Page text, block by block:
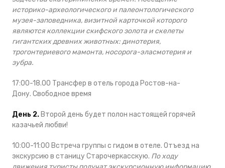
историко-археологического и палеонтологического
музея-заповедника, визитной карточкой которого
являются коллекции скифского золота и скелеты
гигантских древних животных: динотерия,
трогонтериевого мамонта, носорога-эласмотерия и
зубра.
17:00-18.00 Трансфер в отель города Ростов-на-
Дону. Свободное время
День 2. Второй день будет полон настоящей горячей
казачьей любви!
10:00-11:00 Встреча группы с гидом в отеле. Отъезд на
экскурсию в станицу Старочеркасскую. По ходу